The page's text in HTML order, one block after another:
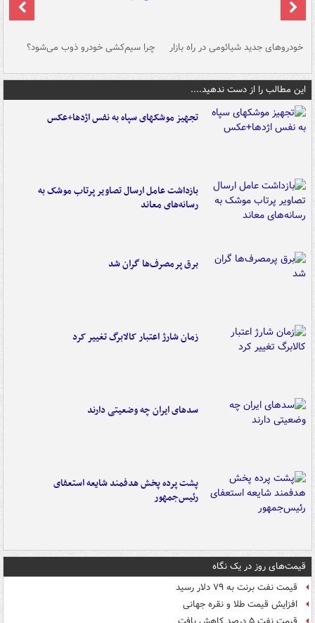
خودروهای جدید شیائومی در راه بازار چرا سیم‌کشی خودرو ذوب می‌شود؟
این مطالب را از دست ندهید....
تجهیز موشکهای سپاه به نفس اژدها+عکس
بازداشت عامل ارسال تصاویر پرتاب موشک به
رسانه‌های معاند
برق پرمصرف‌ها گران شد
زمان شارژ اعتبار کالابرگ تغییر کرد
سدهای ایران چه وضعیتی دارند
پشت پرده پخش هدفمند شایعه استعفای
رئیس‌جمهور
قیمت‌های روز در یک نگاه
قیمت نفت برنت به ۷۹ دلار رسید
افزایش قیمت طلا و نقره جهانی